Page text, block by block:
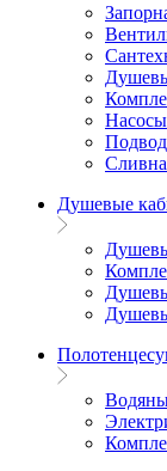
Насосы
Душевые